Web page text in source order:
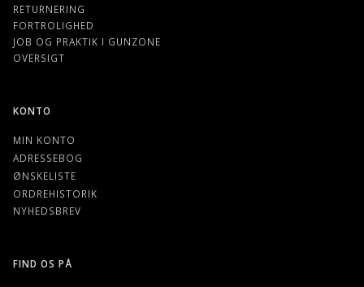
RETURNERING
FORTROLIGHED
JOB OG PRAKTIK I GUNZONE
OVERSIGT
KONTO
MIN KONTO
ADRESSEBOG
ØNSKELISTE
ORDREHISTORIK
NYHEDSBREV
FIND OS PÅ